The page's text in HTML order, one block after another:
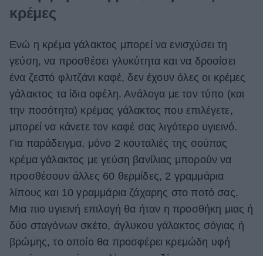
κρέμες
Ενώ η κρέμα γάλακτος μπορεί να ενισχύσει τη
γεύση, να προσθέσει γλυκύτητα και να δροσίσει
ένα ζεστό φλιτζάνι καφέ, δεν έχουν όλες οι κρέμες
γάλακτος τα ίδια οφέλη. Ανάλογα με τον τύπο (και
την ποσότητα) κρέμας γάλακτος που επιλέγετε,
μπορεί να κάνετε τον καφέ σας λιγότερο υγιεινό.
Για παράδειγμα, μόνο 2 κουταλιές της σούπας
κρέμα γάλακτος με γεύση βανίλιας μπορούν να
προσθέσουν άλλες 60 θερμίδες, 2 γραμμάρια
λίπους και 10 γραμμάρια ζάχαρης στο ποτό σας.
Μια πιο υγιεινή επιλογή θα ήταν η προσθήκη μιας ή
δύο σταγόνων σκέτο, άγλυκου γάλακτος σόγιας ή
βρώμης, το οποίο θα προσφέρει κρεμώδη υφή